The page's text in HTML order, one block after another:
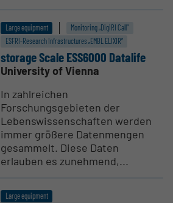
Large equipment
Monitoring „DigiRI Call“
ESFRI-Research Infrastructures „EMBL ELIXIR“
storage Scale ESS6000 Datalife
University of Vienna
In zahlreichen
Forschungsgebieten der
Lebenswissenschaften werden
immer größere Datenmengen
gesammelt. Diese Daten
erlauben es zunehmend,...
Large equipment